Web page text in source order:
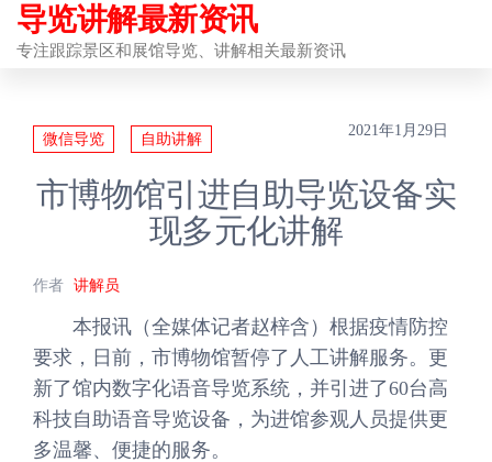
前
往
导览讲解最新资讯
专注跟踪景区和展馆导览、讲解相关最新资讯
微信导览 自助讲解
2021年1月29日
市博物馆引进自助导览设备实
现多元化讲解
作者 讲解员
本报讯（全媒体记者赵梓含）根据疫情防控
要求，日前，市博物馆暂停了人工讲解服务。更
新了馆内数字化语音导览系统，并引进了60台高
科技自助语音导览设备，为进馆参观人员提供更
多温馨、便捷的服务。